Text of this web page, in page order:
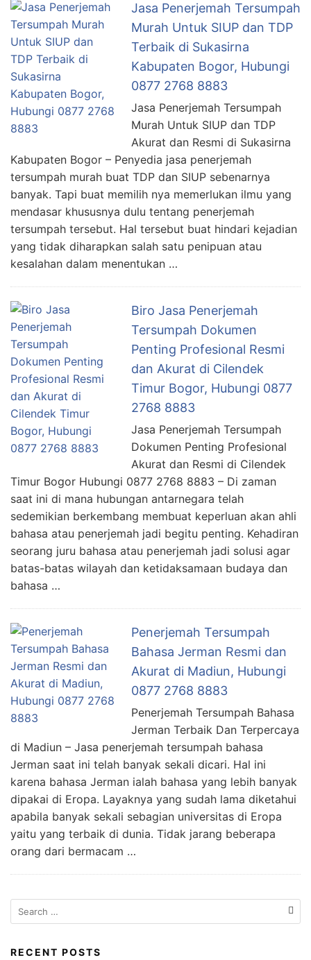
Jasa Penerjemah Tersumpah
Murah Untuk SIUP dan TDP
Terbaik di Sukasirna
Kabupaten Bogor, Hubungi
0877 2768 8883
Jasa Penerjemah Tersumpah
Murah Untuk SIUP dan TDP
Akurat dan Resmi di Sukasirna
Kabupaten Bogor – Penyedia jasa penerjemah
tersumpah murah buat TDP dan SIUP sebenarnya
banyak. Tapi buat memilih nya memerlukan ilmu yang
mendasar khususnya dulu tentang penerjemah
tersumpah tersebut. Hal tersebut buat hindari kejadian
yang tidak diharapkan salah satu penipuan atau
kesalahan dalam menentukan …
Biro Jasa Penerjemah
Tersumpah Dokumen
Penting Profesional Resmi
dan Akurat di Cilendek
Timur Bogor, Hubungi 0877
2768 8883
Jasa Penerjemah Tersumpah
Dokumen Penting Profesional
Akurat dan Resmi di Cilendek
Timur Bogor Hubungi 0877 2768 8883 – Di zaman
saat ini di mana hubungan antarnegara telah
sedemikian berkembang membuat keperluan akan ahli
bahasa atau penerjemah jadi begitu penting. Kehadiran
seorang juru bahasa atau penerjemah jadi solusi agar
batas-batas wilayah dan ketidaksamaan budaya dan
bahasa …
Penerjemah Tersumpah
Bahasa Jerman Resmi dan
Akurat di Madiun, Hubungi
0877 2768 8883
Penerjemah Tersumpah Bahasa
Jerman Terbaik Dan Terpercaya
di Madiun – Jasa penerjemah tersumpah bahasa
Jerman saat ini telah banyak sekali dicari. Hal ini
karena bahasa Jerman ialah bahasa yang lebih banyak
dipakai di Eropa. Layaknya yang sudah lama diketahui
apabila banyak sekali sebagian universitas di Eropa
yaitu yang terbaik di dunia. Tidak jarang beberapa
orang dari bermacam …
Search
for:
RECENT POSTS